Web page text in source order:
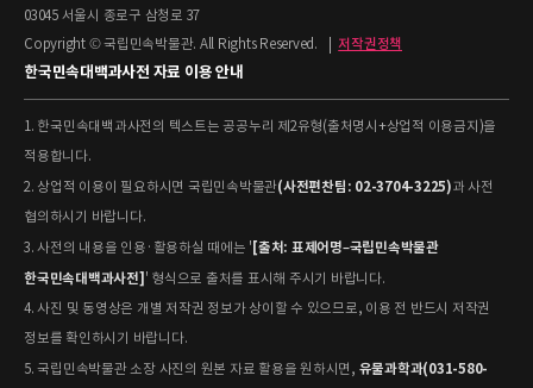
03045 서울시 종로구 삼청로 37
Copyright © 국립민속박물관. All Rights Reserved.
저작권정책
한국민속대백과사전 자료 이용 안내
1. 한국민속대백과사전의 텍스트는 공공누리 제2유형(출처명시+상업적 이용금지)을
적용합니다.
2. 상업적 이용이 필요하시면 국립민속박물관(사전편찬팀: 02-3704-3225)과 사전
협의하시기 바랍니다.
3. 사전의 내용을 인용·활용하실 때에는 ' [출처: 표제어명–국립민속박물관
한국민속대백과사전] ' 형식으로 출처를 표시해 주시기 바랍니다.
4. 사진 및 동영상은 개별 저작권 정보가 상이할 수 있으므로, 이용 전 반드시 저작권
정보를 확인하시기 바랍니다.
5. 국립민속박물관 소장 사진의 원본 자료 활용을 원하시면, 유물과학과(031-580-